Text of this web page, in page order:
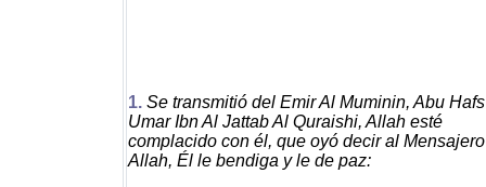
1. Se transmitió del Emir Al Muminin, Abu Hafs
Umar Ibn Al Jattab Al Quraishi, Allah esté
complacido con él, que oyó decir al
Allah, Él le bendiga y le de paz: